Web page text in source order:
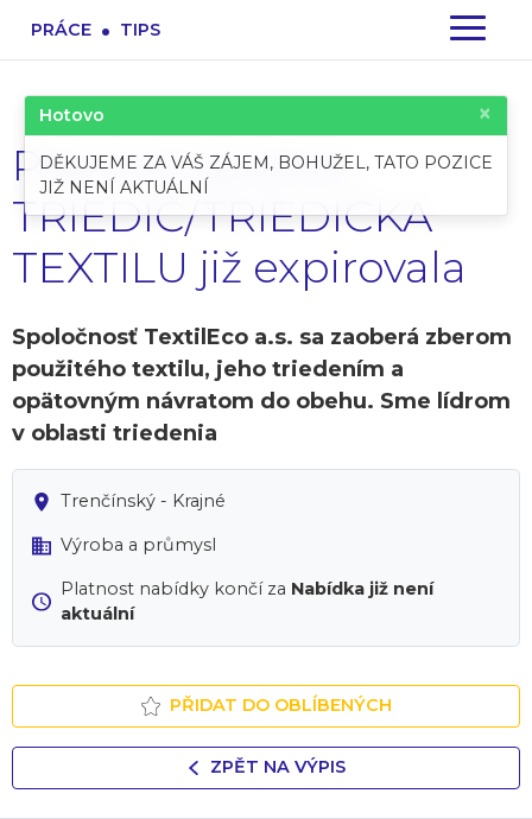
PRÁCE . TIPS
Pracovní pozice:
TRIEDIČ/TRIEDIČKA
TEXTILU již expirovala
Spoločnosť TextilEco a.s. sa zaoberá zberom
použitého textilu, jeho triedením a
opätovným návratom do obehu. Sme lídrom
v oblasti triedenia
Trenčínský - Krajné
Výroba a průmysl
Platnost nabídky končí za Nabídka již není
aktuální
PŘIDAT DO OBLÍBENÝCH
ZPĚT NA VÝPIS
Hotovo ×
DĚKUJEME ZA VÁŠ ZÁJEM, BOHUŽEL, TATO POZICE
JIŽ NENÍ AKTUÁLNÍ